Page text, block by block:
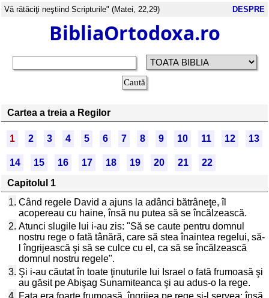
Vă rătăciţi neştiind Scripturile" (Matei, 22,29) DESPRE
BibliaOrtodoxa.ro
Cartea a treia a Regilor
1 2 3 4 5 6 7 8 9 10 11 12 13
14 15 16 17 18 19 20 21
22
Capitolul 1
1. Când regele David a ajuns la adânci bătrâneţe, îl
acopereau cu haine, însă nu putea să se încălzească.
2. Atunci slugile lui i-au zis: "Să se caute pentru domnul
nostru rege o fată tânără, care să stea înaintea regelui, să-
l îngrijească şi să se culce cu el, ca să se încălzească
domnul nostru regele".
3. Şi i-au căutat în toate ţinuturile lui Israel o fată frumoasă şi
au găsit pe Abişag Sunamiteanca şi au adus-o la rege.
4. Fata era foarte frumoasă, îngrijea pe rege şi-l servea; însă